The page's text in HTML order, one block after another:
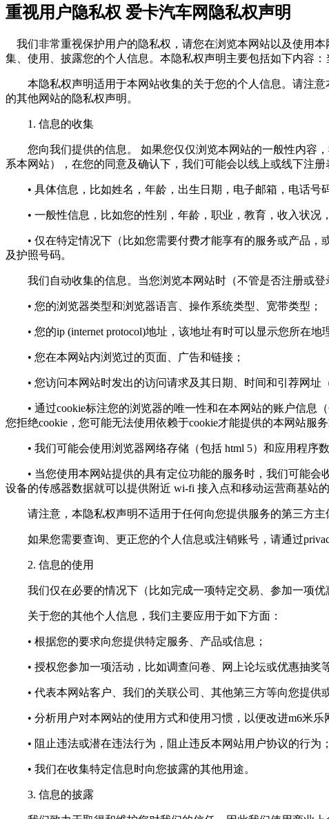
重视用户隐私权 爱卡汽车网隐私权声明
我们非常重视保护用户的隐私权，请您在浏览本网站以及使用
集、使用、披露您的个人信息。本隐私权声明主要包括如下内容
本隐私权声明适用于本网站收集的关于您的个人信息。请注意
的其他网站的隐私权声明。
1. 信息的收集
您向我们提供的信息。 如果您仅仅浏览本网站的一般性内容，
系本网站），在您的同意及确认下，我们可能会以线上或线下注
• 具体信息，比如姓名，年龄，出生日期，电子邮箱，电话号
• 一般性信息，比如您的性别，年龄，职业，教育，收入状况
• 仅在特定情况下（比如您需要付费才能享有的服务或产品，
及护照号码。
我们自动收集的信息。当您浏览本网站时（不管是否注册或登
• 您的浏览器类型和浏览器语言、操作系统类型、宽带类型；
• 您的ip (internet protocol)地址，该地址有时可以显示您所在地
• 您在本网站内浏览过的页面、广告和链接；
• 您访问本网站时发出的访问请求及其日期、时间和引荐网址
• 通过cookie标注您的浏览器的唯一性和在本网站的账户信息
您拒绝cookie，您可能无法使用依赖于cookie才能提供的本网站服务
• 我们可能会使用浏览器网络存储（包括 html 5）和应用程序
• 当您使用本网站提供的具有定位功能的服务时，我们可能会
设备的传感器数据就可以提供附近 wi-fi 接入点和移动运营商基站的
请注意，本隐私权声明不适用于任何向您提供服务的第三方主
如果您需要查询、更正您的个人信息或注销账号，请通过
2. 信息的使用
我们仅在必要的情况下（比如完成一项特定交易、参加一项优
关于您的其他个人信息，我们主要应用于如下方面：
• 根据您的要求向您提供特定服务、产品或信息；
• 授权您参加一项活动，比如调查问卷、网上论坛或优惠抽奖
• 代表本网站客户、我们的关联公司、其他第三方等向您提供
• 分析用户对本网站的使用方式和使用习惯，以便改进m6米乐
• 阻止违法或潜在违法行为，阻止违反本网站用户协议的行为
• 我们在收集特定信息时向您披露的其他用途。
3. 信息的披露